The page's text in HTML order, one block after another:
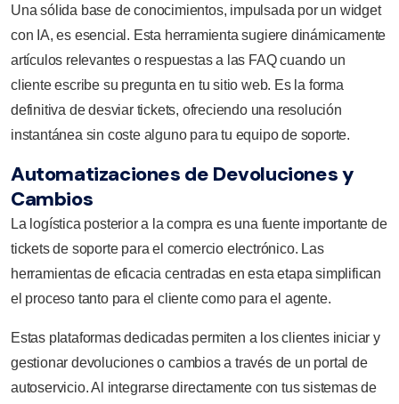
Una sólida base de conocimientos, impulsada por un widget
con IA, es esencial. Esta herramienta sugiere dinámicamente
artículos relevantes o respuestas a las FAQ cuando un
cliente escribe su pregunta en tu sitio web. Es la forma
definitiva de desviar tickets, ofreciendo una resolución
instantánea sin coste alguno para tu equipo de soporte.
Automatizaciones de Devoluciones y
Cambios
La logística posterior a la compra es una fuente importante de
tickets de soporte para el comercio electrónico. Las
herramientas de eficacia centradas en esta etapa simplifican
el proceso tanto para el cliente como para el agente.
Estas plataformas dedicadas permiten a los clientes iniciar y
gestionar devoluciones o cambios a través de un portal de
autoservicio. Al integrarse directamente con tus sistemas de